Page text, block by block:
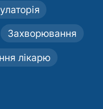
Захворювання
лікарю